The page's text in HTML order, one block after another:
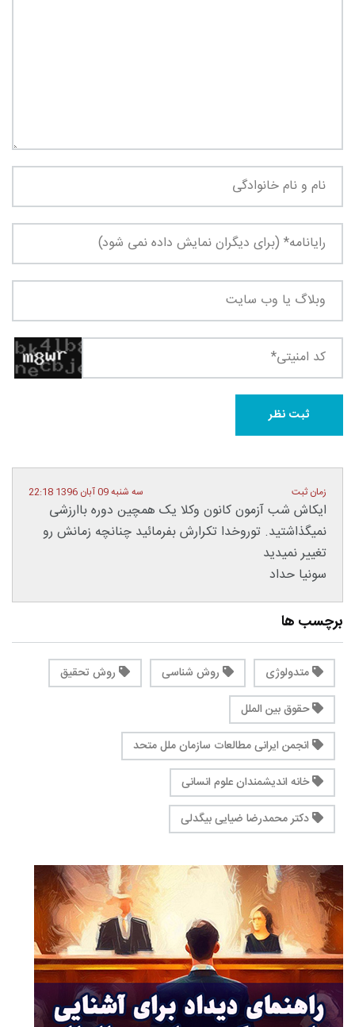
زمان ثبت سه شنبه 09 آبان 1396 22:18
ایکاش شب آزمون کانون وکلا یک همچین دوره باارزشی
نمیگذاشتید. توروخدا تکرارش بفرمائید چنانچه زمانش رو
تغییر نمیدید
سونیا حداد
برچسب ها
متدولوژی روش شناسی
روش تحقیق
حقوق بین الملل
انجمن ایرانی مطالعات سازمان ملل متحد
خانه اندیشمندان علوم انسانی
دکتر محمدرضا ضیایی بیگدلی